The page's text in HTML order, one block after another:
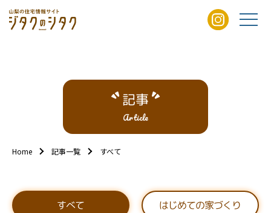
記事
Article
Home 記事一覧 すべて
すべて はじめての家づくり